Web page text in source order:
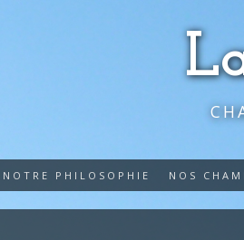
NOTRE PHILOSOPHIE NOS